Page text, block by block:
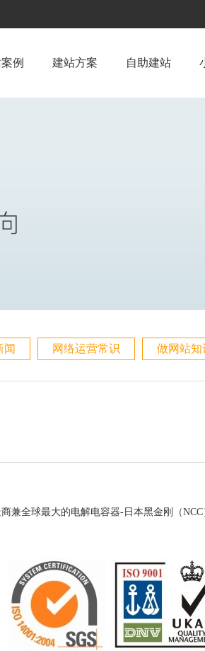
例 建站方案 自助建站
闻 网络运营常识 做网站知
兼全球最大的电解电容器-日本黑金刚（NCC